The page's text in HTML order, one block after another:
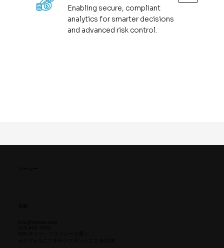
Enabling secure, compliant
analytics for smarter decisions
and advanced risk control.